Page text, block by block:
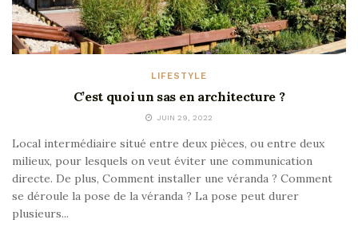
LIFESTYLE
C’est quoi un sas en architecture ?
JUIN 29, 2022
Local intermédiaire situé entre deux pièces, ou entre deux
milieux, pour lesquels on veut éviter une communication
directe. De plus, Comment installer une véranda ? Comment
se déroule la pose de la véranda ? La pose peut durer
plusieurs...